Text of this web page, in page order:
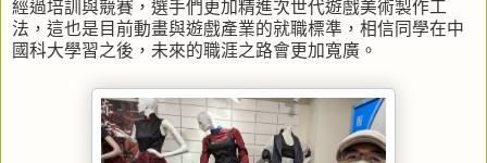
經過培訓與競賽，選手們更加精進次世代遊戲美術製作工
法，這也是目前動畫與遊戲產業的就職標準，相信同學在中
國科大學習之後，未來的職涯之路會更加寬廣。